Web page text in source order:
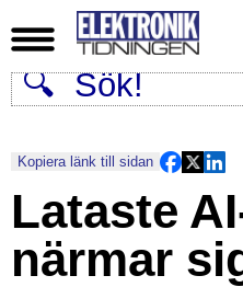
Kopiera länk till sidan
Lataste
närmar